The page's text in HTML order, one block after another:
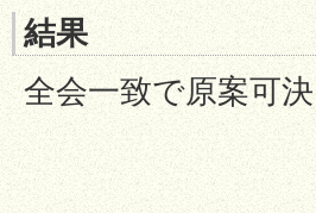
結果
全会一致で原案可決